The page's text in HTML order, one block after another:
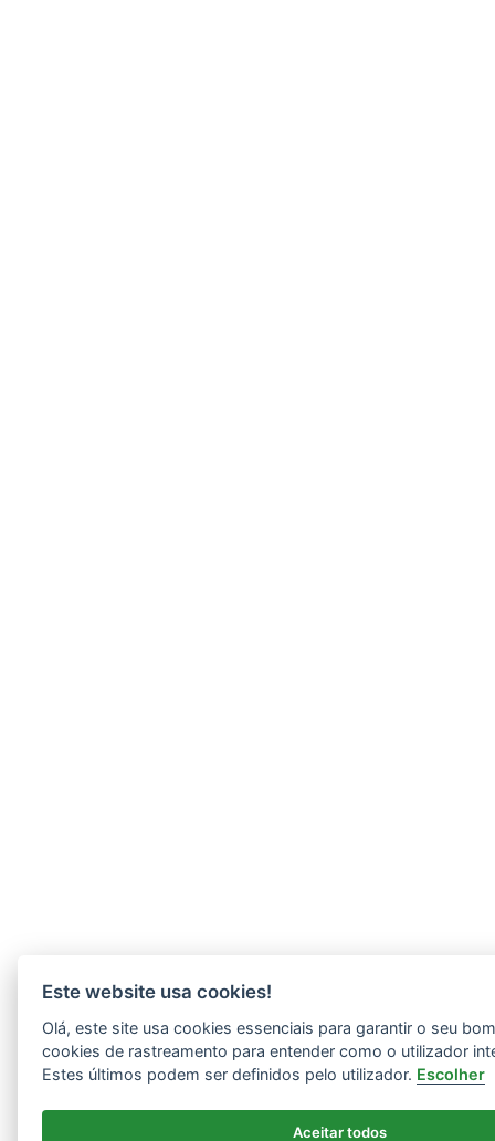
Este website usa cookies!
Olá, este site usa cookies essenciais para garantir o seu
cookies de rastreamento para entender como o utilizador
Estes últimos podem ser definidos pelo utilizador. Escolher
Aceitar todos